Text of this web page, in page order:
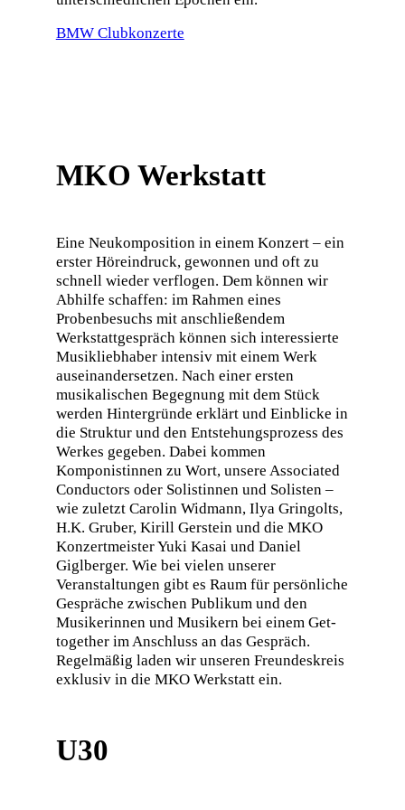
BMW Clubkonzerte
MKO Werkstatt
Eine Neukomposition in einem Konzert – ein
erster Höreindruck, gewonnen und oft zu
schnell wieder verflogen. Dem können wir
Abhilfe schaffen: im Rahmen eines
Probenbesuchs mit anschließendem
Werkstattgespräch können sich interessierte
Musikliebhaber intensiv mit einem Werk
auseinandersetzen. Nach einer ersten
musikalischen Begegnung mit dem Stück
werden Hintergründe erklärt und Einblicke in
die Struktur und den Entstehungsprozess des
Werkes gegeben. Dabei kommen
Komponistinnen zu Wort, unsere Associated
Conductors oder Solistinnen und Solisten –
wie zuletzt Carolin Widmann, Ilya Gringolts,
H.K. Gruber, Kirill Gerstein und die MKO
Konzertmeister Yuki Kasai und Daniel
Giglberger. Wie bei vielen unserer
Veranstaltungen gibt es Raum für persönliche
Gespräche zwischen Publikum und den
Musikerinnen und Musikern bei einem Get-
together im Anschluss an das Gespräch.
Regelmäßig laden wir unseren Freundeskreis
exklusiv in die MKO Werkstatt ein.
U30